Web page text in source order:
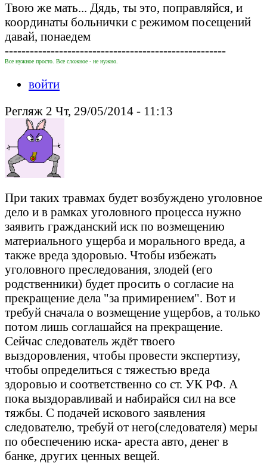
Твою же мать... Дядь, ты это, поправляйся, и
координаты больнички с режимом посещений
давай, понаедем
-----------------------------------------------------
Все нужное просто. Все сложное - не нужно.
войти
Регляж 2 Чт, 29/05/2014 - 11:13
При таких травмах будет возбуждено уголовное
дело и в рамках уголовного процесса нужно
заявить гражданский иск по возмещению
материального ущерба и морального вреда, а
также вреда здоровью. Чтобы избежать
уголовного преследования, злодей (его
родственники) будет просить о согласие на
прекращение дела "за примирением". Вот и
требуй сначала о возмещение ущербов, а только
потом лишь соглашайся на прекращение.
Сейчас следователь ждёт твоего
выздоровления, чтобы провести экспертизу,
чтобы определиться с тяжестью вреда
здоровью и соответственно со ст. УК РФ. А
пока выздоравливай и набирайся сил на все
тяжбы. С подачей искового заявления
следователю, требуй от него(следователя) меры
по обеспечению иска- ареста авто, денег в
банке, других ценных вещей.